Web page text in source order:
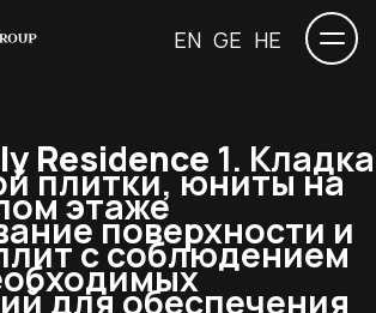
EN GE HE
Residence 1. Кладка
плитки, юниты на
этаже
поверхности и
с соблюдением
для обеспечения